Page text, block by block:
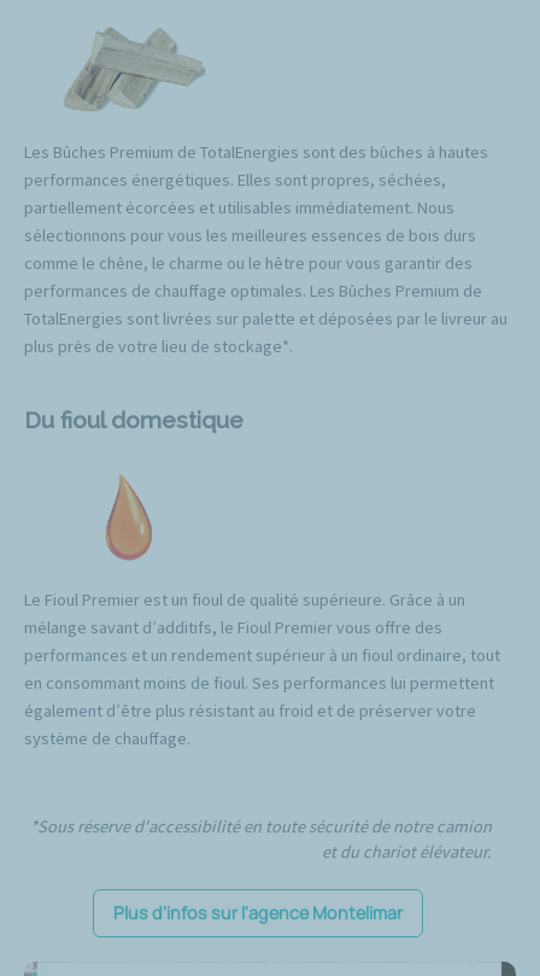
Les Bûches Premium de TotalEnergies sont des bûches à hautes
performances énergétiques. Elles sont propres, séchées,
partiellement écorcées et utilisables immédiatement. Nous
sélectionnons pour vous les meilleures essences de bois durs
comme le chêne, le charme ou le hêtre pour vous garantir des
performances de chauffage optimales. Les Bûches Premium de
TotalEnergies sont livrées sur palette et déposées par le livreur au
plus près de votre lieu de stockage*.
Du fioul domestique
Le Fioul Premier est un fioul de qualité supérieure. Grâce à un
mélange savant d’additifs, le Fioul Premier vous offre des
performances et un rendement supérieur à un fioul ordinaire, tout
en consommant moins de fioul. Ses performances lui permettent
également d’être plus résistant au froid et de préserver votre
système de chauffage.
*Sous réserve d'accessibilité en toute sécurité de notre camion
et du chariot élévateur.
Plus d'infos sur l'agence Montelimar